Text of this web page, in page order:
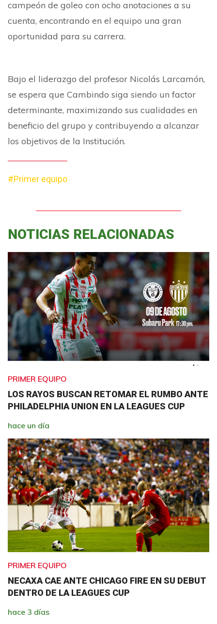
campeón de goleo con ocho anotaciones a su
cuenta, encontrando en el equipo una gran
oportunidad para su carrera.
Bajo el liderazgo del profesor Nicolás Larcamón,
se espera que Cambindo siga siendo un factor
determinante, maximizando sus cualidades en
beneficio del grupo y contribuyendo a alcanzar
los objetivos de la Institución.
#Primer equipo
NOTICIAS RELACIONADAS
PRIMER EQUIPO
LOS RAYOS BUSCAN RETOMAR EL RUMBO ANTE
PHILADELPHIA UNION EN LA LEAGUES CUP
hace un día
PRIMER EQUIPO
NECAXA CAE ANTE CHICAGO FIRE EN SU DEBUT
DENTRO DE LA LEAGUES CUP
hace 3 días